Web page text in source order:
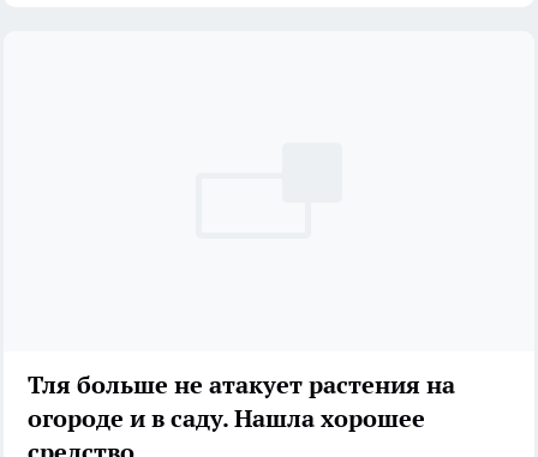
Тля больше не атакует растения на
огороде и в саду. Нашла хорошее